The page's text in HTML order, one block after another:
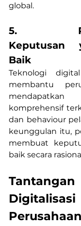
global.
5.
Keputusan
Baik
Teknologi
membantu
komprehensif
dan behaviour
keunggulan itu,
membuat
baik secara
Digitalisasi
Perusahaan